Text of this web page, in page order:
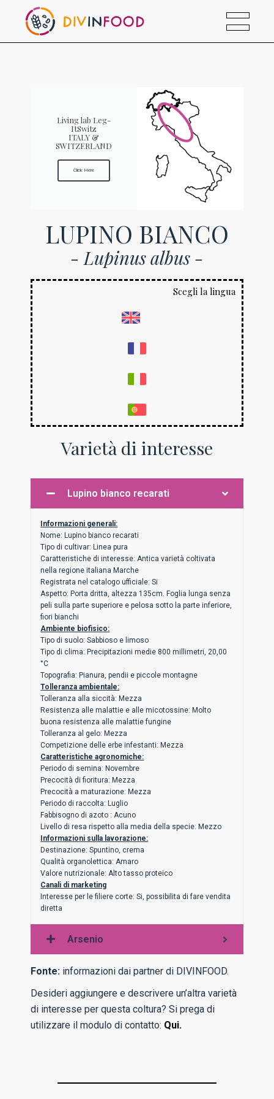
Living lab Leg-
ItSwitz
ITALY &
SWITZERLAND
Click Here
LUPINO BIANCO
- Lupinus albus -
Scegli la lingua
Varietà di interesse
Lupino bianco recarati
Informazioni generali:
Nome: Lupino bianco recarati
Tipo di cultivar: Linea pura
Caratteristiche di interesse: Antica varietà coltivata
nella regione italiana Marche
Registrata nel catalogo ufficiale: Si
Aspetto: Porta dritta, altezza 135cm. Foglia lunga senza
peli sulla parte superiore e pelosa sotto la parte inferiore,
fiori bianchi
Ambiente biofisico:
Tipo di suolo: Sabbioso e limoso
Tipo di clima: Precipitazioni medie 800 millimetri, 20,00
°C
Topografia: Pianura, pendii e piccole montagne
Tolleranza ambientale:
Tolleranza alla siccità: Mezza
Resistenza alle malattie e alle micotossine: Molto
buona resistenza alle malattie fungine
Tolleranza al gelo: Mezza
Competizione delle erbe infestanti: Mezza
Caratteristiche agronomiche:
Periodo di semina: Novembre
Precocità di fioritura: Mezza
Precocità a maturazione: Mezza
Periodo di raccolta: Luglio
Fabbisogno di azoto : Acuno
Livello di resa rispetto alla media della specie: Mezzo
Informazioni sulla lavorazione:
Destinazione: Spuntino, crema
Qualità organolettica: Amaro
Valore nutrizionale: Alto tasso proteico
Canali di marketing
Interesse per le filiere corte: Si, possibilita di fare vendita
diretta
Arsenio
Fonte: informazioni dai partner di DIVINFOOD.
Desideri aggiungere e descrivere un’altra varietà
di interesse per questa coltura? Si prega di
utilizzare il modulo di contatto: Qui.